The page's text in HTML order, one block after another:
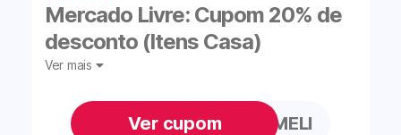
Mercado Livre: Cupom 20% de
desconto (Itens Casa)
Ver mais
CASACOREMELI